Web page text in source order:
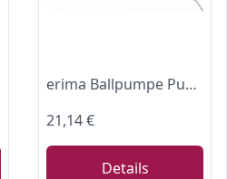
erima Ballpumpe Pumpe mit Luftdruckmesser
21,14 €
Details